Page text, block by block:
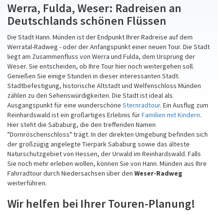
Werra, Fulda, Weser: Radreisen an
Deutschlands schönen Flüssen
Die Stadt Hann. Münden ist der Endpunkt Ihrer Radreise auf dem
Werratal-Radweg - oder der Anfangspunkt einer neuen Tour. Die Stadt
liegt am Zusammenfluss von Werra und Fulda, dem Ursprung der
Weser. Sie entscheiden, ob Ihre Tour hier noch weitergehen soll.
Genießen Sie einige Stunden in dieser interessanten Stadt.
Stadtbefestigung, historische Altstadt und Welfenschloss Münden
zählen zu den Sehenswürdigkeiten. Die Stadt ist ideal als
Ausgangspunkt für eine wunderschöne Sternradtour. Ein Ausflug zum
Reinhardswald ist ein großartiges Erlebnis fürFamilien mit Kindern.
Hier steht die Sababurg, die den treffenden Namen
"Dornröschenschloss" trägt. In der direkten Umgebung befinden sich
der großzügig angelegte Tierpark Sababurg sowie das älteste
Naturschutzgebiet von Hessen, der Urwald im Reinhardswald. Falls
Sie noch mehr erleben wollen, können Sie von Hann. Münden aus Ihre
Fahrradtour durch Niedersachsen über den Weser-Radweg
weiterführen.
Wir helfen bei Ihrer Touren-Planung!